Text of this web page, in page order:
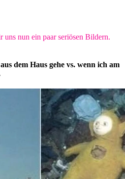
uns nun ein paar seriösen Bildern.
dem Haus gehe vs. wenn ich am